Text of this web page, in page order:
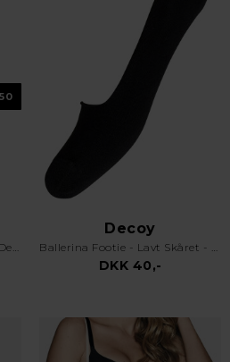
Silk Look Strømpebukser 20 Den Sierra
Decoy
Ballerina Footie - Lavt Skåret - Finstrikket - Sort
DKK 40,-